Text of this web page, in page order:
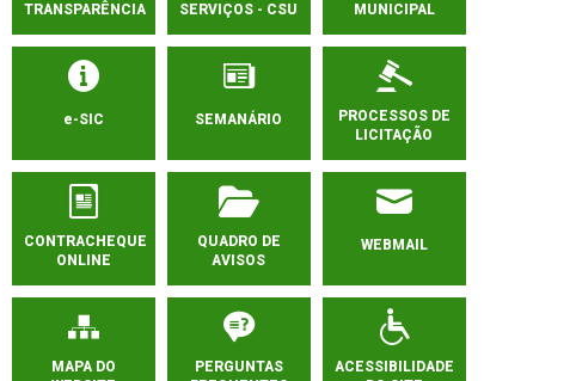
TRANSPARÊNCIA
SERVIÇOS - CSU
MUNICIPAL
e-SIC SEMANÁRIO
PROCESSOS DE
LICITAÇÃO
CONTRACHEQUE
ONLINE
QUADRO DE
AVISOS
WEBMAIL
MAPA DO
PERGUNTAS
ACESSIBILIDADE